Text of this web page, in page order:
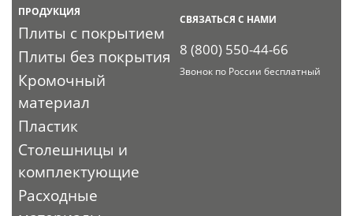
ПРОДУКЦИЯ
Плиты с покрытием
Плиты без покрытия
Кромочный
материал
Пластик
Столешницы и
комплектующие
Расходные
СВЯЗАТЬСЯ С НАМИ
8 (800) 550-44-66
Звонок по России бесплатный